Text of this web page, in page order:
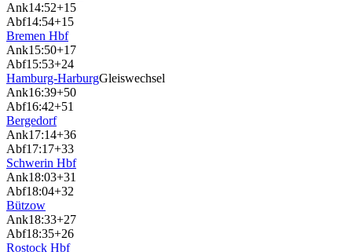
Ank14:52+15
Abf14:54+15
Bremen Hbf
Ank15:50+17
Abf15:53+24
Hamburg-HarburgGleiswechsel
Ank16:39+50
Abf16:42+51
Bergedorf
Ank17:14+36
Abf17:17+33
Schwerin Hbf
Ank18:03+31
Abf18:04+32
Bützow
Ank18:33+27
Abf18:35+26
Rostock Hbf